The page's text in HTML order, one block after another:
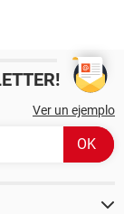
Ver un ejemplo